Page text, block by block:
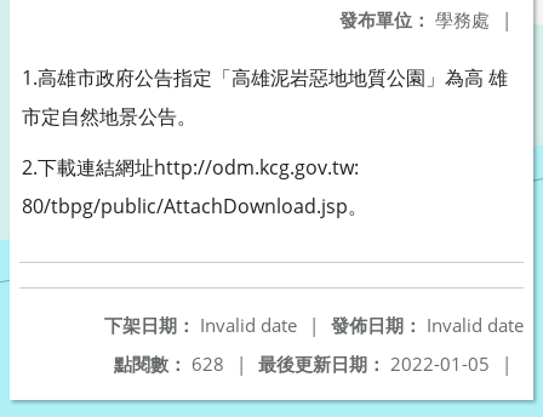
發布單位： 學務處 |
1.高雄市政府公告指定「高雄泥岩惡地地質公園」為高 雄
市定自然地景公告。
2.下載連結網址http://odm.kcg.gov.tw:
80/tbpg/public/AttachDownload.jsp。
發佈日期： Invalid date
下架日期： Invalid date
|
最後更新日期： 2022-01-05 |
點閱數： 628 |